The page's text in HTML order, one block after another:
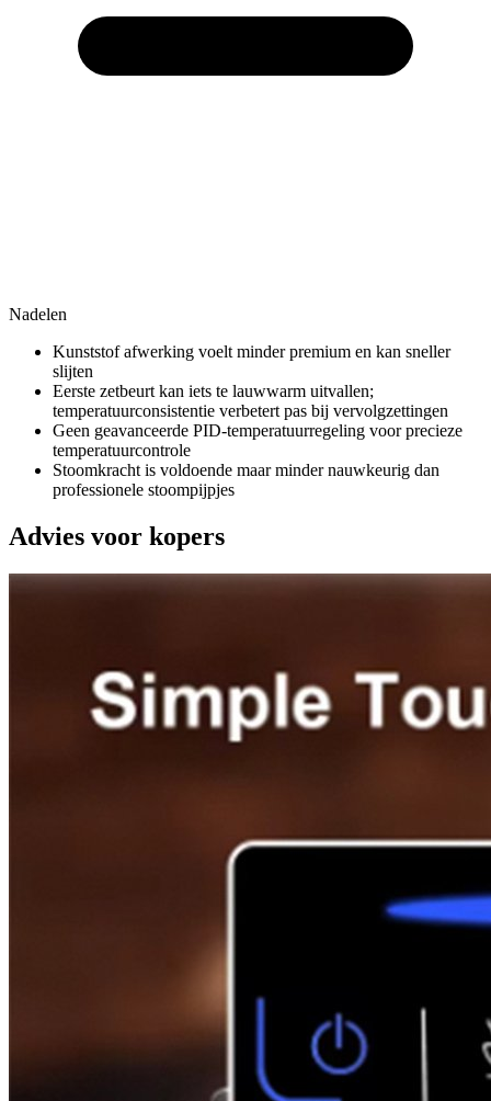
Nadelen
Kunststof afwerking voelt minder premium en kan sneller
slijten
Eerste zetbeurt kan iets te lauwwarm uitvallen;
temperatuurconsistentie verbetert pas bij vervolgzettingen
Geen geavanceerde PID-temperatuurregeling voor precieze
temperatuurcontrole
Stoomkracht is voldoende maar minder nauwkeurig dan
professionele stoompijpjes
Advies voor kopers